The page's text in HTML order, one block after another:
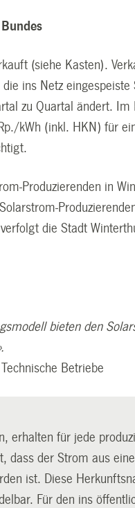
(siehe Kasten).
ins Netz
zu Quartal ändert.
kWh (inkl. HKN) für
Produzierenden in
die Stadt
bieten den
Betriebe
erhalten für jede
dass der Strom aus
ist. Diese
Für den ins